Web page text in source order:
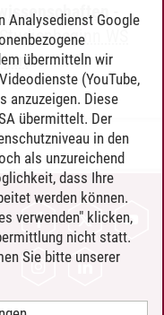
-
WS
Analysedienst Google
übermitteln wir
(YouTube,
anzuzeigen. Diese
übermittelt. Der
in den
als unzureichend
dass Ihre
werden können.
verwenden" klicken,
nicht statt.
Sie bitte unserer